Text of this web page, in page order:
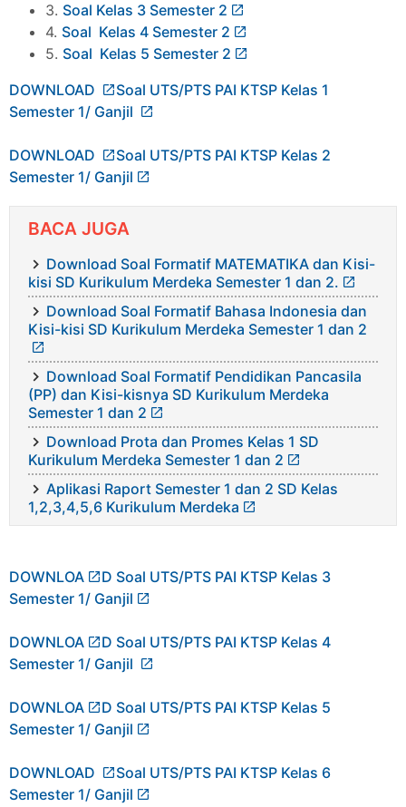
3. Soal Kelas 3 Semester 2
4. Soal Kelas 4 Semester 2
5. Soal Kelas 5 Semester 2
DOWNLOAD
Soal UTS/PTS PAI KTSP Kelas 1
Semester 1/ Ganjil
DOWNLOAD
Soal UTS/PTS PAI KTSP Kelas 2
Semester 1/ Ganjil
BACA JUGA
Download Soal Formatif MATEMATIKA dan Kisi-
kisi SD Kurikulum Merdeka Semester 1 dan 2.
Download Soal Formatif Bahasa Indonesia dan
Kisi-kisi SD Kurikulum Merdeka Semester 1 dan 2
Download Soal Formatif Pendidikan Pancasila
(PP) dan Kisi-kisnya SD Kurikulum Merdeka
Semester 1 dan 2
Download Prota dan Promes Kelas 1 SD
Kurikulum Merdeka Semester 1 dan 2
Aplikasi Raport Semester 1 dan 2 SD Kelas
1,2,3,4,5,6 Kurikulum Merdeka
DOWNLOA
D Soal UTS/PTS PAI KTSP Kelas 3
Semester 1/ Ganjil
DOWNLOA
D Soal UTS/PTS PAI KTSP Kelas 4
Semester 1/ Ganjil
DOWNLOA
D Soal UTS/PTS PAI KTSP Kelas 5
Semester 1/ Ganjil
DOWNLOAD
Soal UTS/PTS PAI KTSP Kelas 6
Semester 1/ Ganjil